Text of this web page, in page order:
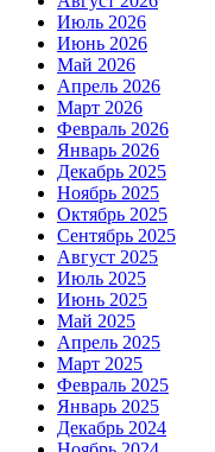
Июль 2026
Июнь 2026
Май 2026
Апрель 2026
Март 2026
Февраль 2026
Январь 2026
Декабрь 2025
Ноябрь 2025
Октябрь 2025
Сентябрь 2025
Август 2025
Июль 2025
Июнь 2025
Май 2025
Апрель 2025
Март 2025
Февраль 2025
Январь 2025
Декабрь 2024